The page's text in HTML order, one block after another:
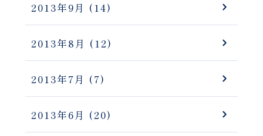
2013年9月 (14)
2013年8月 (12)
2013年7月 (7)
2013年6月 (20)